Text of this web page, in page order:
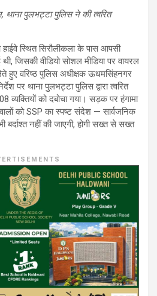
थाना पुलभट्टा पुलिस ने की त्वरित
स्थित सिरौलीकला के पास आपसी
जिसकी वीडियो सोशल मीडिया पर वायरल
हुए वरिष्ठ पुलिस अधीक्षक ऊधमसिंहनगर
पर थाना पुलभट्टा पुलिस द्वारा त्वरित
व्यक्तियों को दबोचा गया। सड़क पर हंगामा
को SSP का स्पष्ट संदेश — सार्वजनिक
बर्दाश्त नहीं की जाएगी, होगी सख्त से सख्त